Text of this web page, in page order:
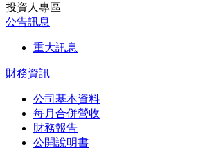
投資人專區
公告訊息
重大訊息
財務資訊
公司基本資料
每月合併營收
財務報告
公開說明書